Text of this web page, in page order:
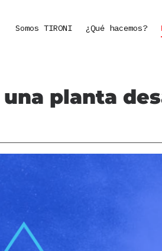
Somos TIRONI ¿Qué hacemos?
planta